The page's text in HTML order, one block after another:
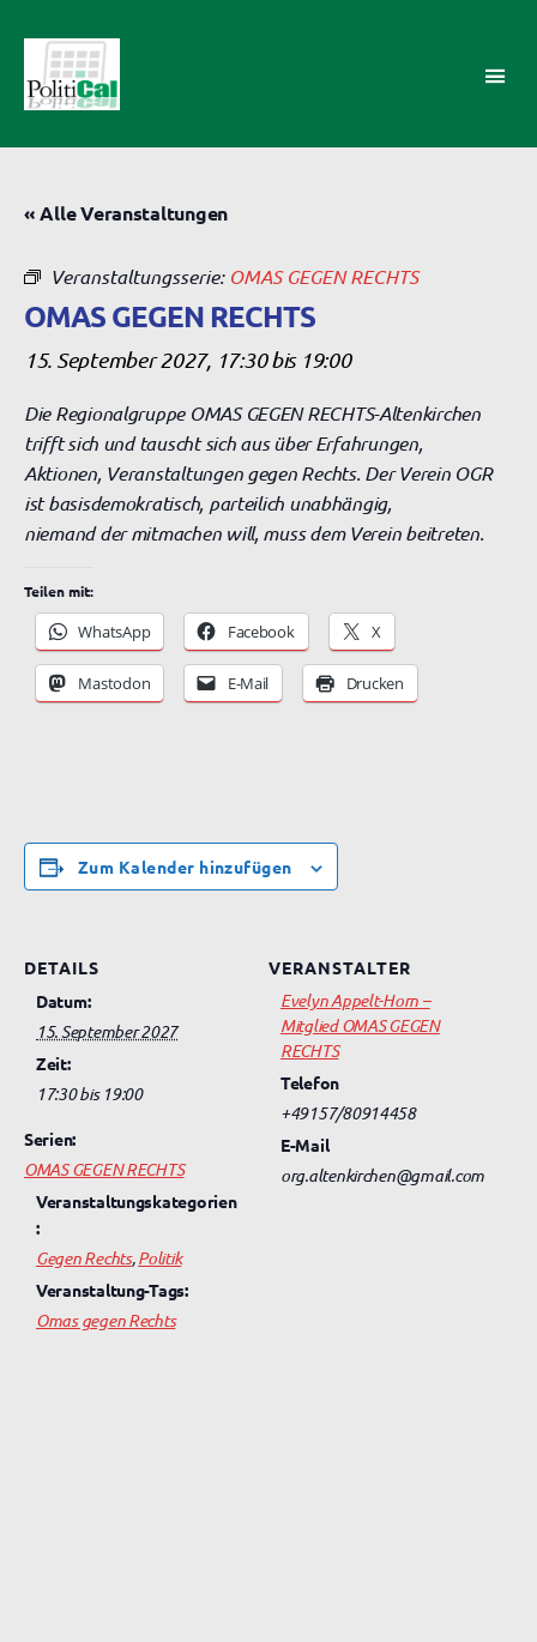
AK
« Alle Veranstaltungen
Veranstaltungsserie: OMAS GEGEN RECHTS
OMAS GEGEN RECHTS
15. September 2027, 17:30bis 19:00
Die Regionalgruppe OMAS GEGEN RECHTS-Altenkirchen
trifft sich und tauscht sich aus über Erfahrungen,
Aktionen, Veranstaltungen gegen Rechts. Der Verein OGR
ist basisdemokratisch, parteilich unabhängig,
niemand der mitmachen will, muss dem Verein beitreten.
Teilen mit:
WhatsApp Facebook X
Mastodon E-Mail Drucken
Zum Kalender hinzufügen
DETAILS
Datum:
15. September 2027
Zeit:
17:30 bis 19:00
Serien:
OMAS GEGEN RECHTS
Veranstaltungskategorien
:
Gegen Rechts,Politik
Veranstaltung-Tags:
Omas gegen Rechts
VERANSTALTER
Evelyn Appelt-Horn –
Mitglied OMAS GEGEN
RECHTS
Telefon
+49157/80914458
E-Mail
org.altenkirchen@gmail.com